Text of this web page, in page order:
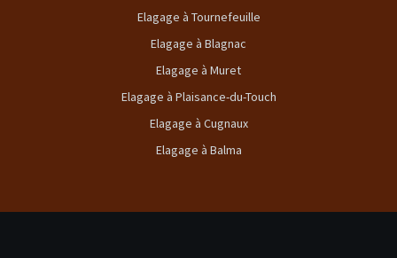
Elagage à Tournefeuille
Elagage à Blagnac
Elagage à Muret
Elagage à Plaisance-du-Touch
Elagage à Cugnaux
Elagage à Balma